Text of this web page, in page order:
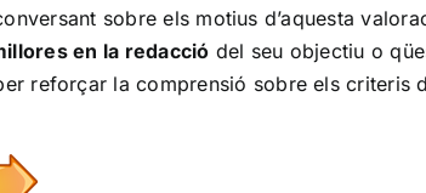
sobre els motius d’aquesta
en la redacció del seu objectiu o
reforçar la comprensió sobre els criteris